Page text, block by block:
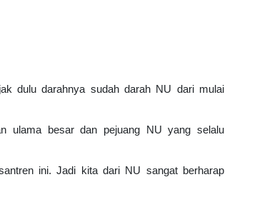
dulu darahnya sudah darah NU dari mulai
ulama besar dan pejuang NU yang selalu
ini. Jadi kita dari NU sangat berharap